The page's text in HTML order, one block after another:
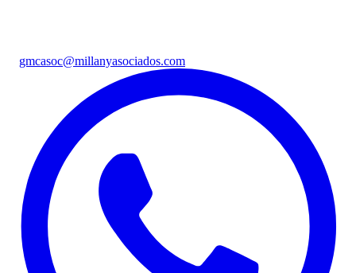
gmcasoc@millanyasociados.com